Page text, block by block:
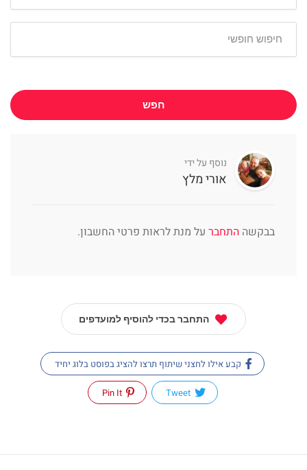
חפש
נוסף על ידי
אורי מלץ
בבקשה התחבר על מנת לראות פרטי החשבון.
התחבר בכדי להוסיף למועדפים
קבע אילו לחצני שיתוף תרצו להציג בפוסט בלוג יחיד
Tweet
Pin It